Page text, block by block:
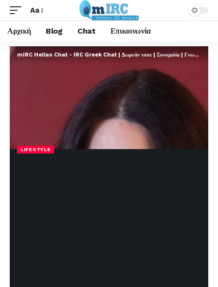
Aa
Αρχική Blog Chat Επικοινωνία
mIRC Hellas Chat - IRC Greek Chat | Δωρεάν τσατ | Συνομιλία | Γνωριμίες | FREE
LIFESTYLE